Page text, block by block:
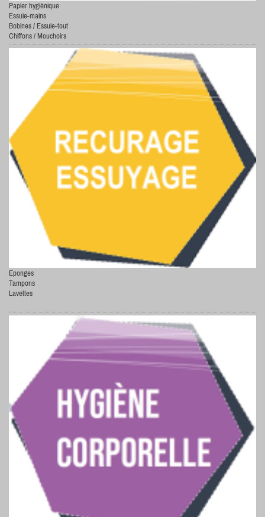
Papier hygiènique
Essuie-mains
Bobines / Essuie-tout
Chiffons / Mouchoirs
Eponges
Tampons
Lavettes